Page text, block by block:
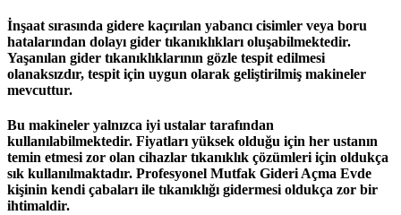
İnşaat sırasında gidere kaçırılan yabancı cisimler veya boru
hatalarından dolayı gider tıkanıklıkları oluşabilmektedir.
Yaşanılan gider tıkanıklıklarının gözle tespit edilmesi
olanaksızdır, tespit için uygun olarak geliştirilmiş makineler
mevcuttur.
Bu makineler yalnızca iyi ustalar tarafından
kullanılabilmektedir. Fiyatları yüksek olduğu için her ustanın
temin etmesi zor olan cihazlar tıkanıklık çözümleri için oldukça
sık kullanılmaktadır. Profesyonel Mutfak Gideri Açma Evde
kişinin kendi çabaları ile tıkanıklığı gidermesi oldukça zor bir
ihtimaldir.